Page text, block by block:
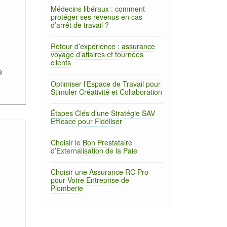
Médecins libéraux : comment
protéger ses revenus en cas
d’arrêt de travail ?
Retour d’expérience : assurance
voyage d’affaires et tournées
clients
Optimiser l’Espace de Travail pour
Stimuler Créativité et Collaboration
Étapes Clés d’une Stratégie SAV
Efficace pour Fidéliser
Choisir le Bon Prestataire
d’Externalisation de la Paie
Choisir une Assurance RC Pro
pour Votre Entreprise de
Plomberie